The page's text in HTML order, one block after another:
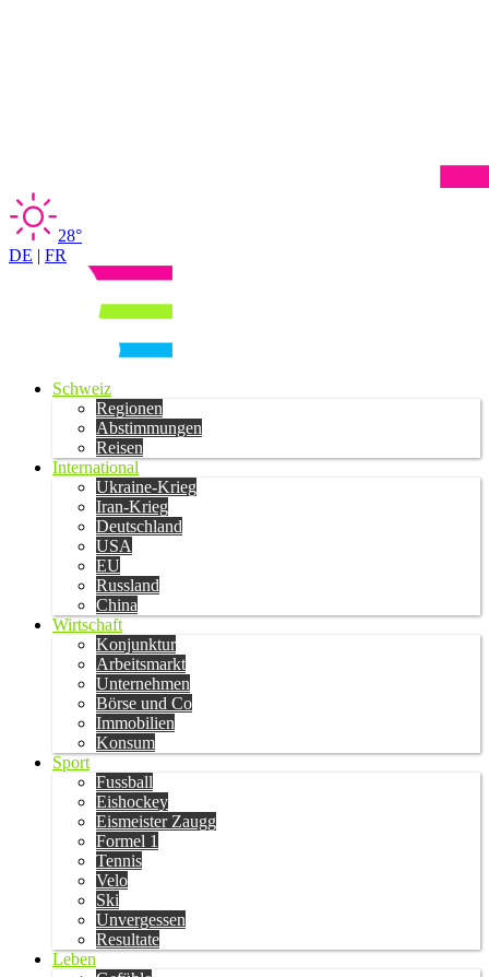
28°
DE | FR
Schweiz
Regionen
Abstimmungen
Reisen
International
Ukraine-Krieg
Iran-Krieg
Deutschland
USA
EU
Russland
China
Wirtschaft
Konjunktur
Arbeitsmarkt
Unternehmen
Börse und Co
Immobilien
Konsum
Sport
Fussball
Eishockey
Eismeister Zaugg
Formel 1
Tennis
Velo
Ski
Unvergessen
Resultate
Leben